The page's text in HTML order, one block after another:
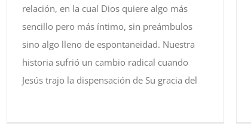
relación, en la cual Dios quiere algo más
sencillo pero más íntimo, sin preámbulos
sino algo lleno de espontaneidad. Nuestra
historia sufrió un cambio radical cuando
Jesús trajo la dispensación de Su gracia del